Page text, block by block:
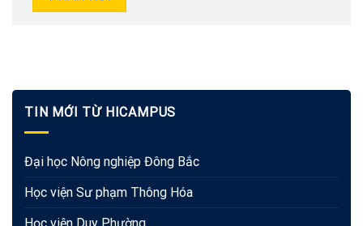
TIN MỚI TỪ HICAMPUS
Đại học Nông nghiệp Đông Bắc
Học viện Sư phạm Thông Hóa